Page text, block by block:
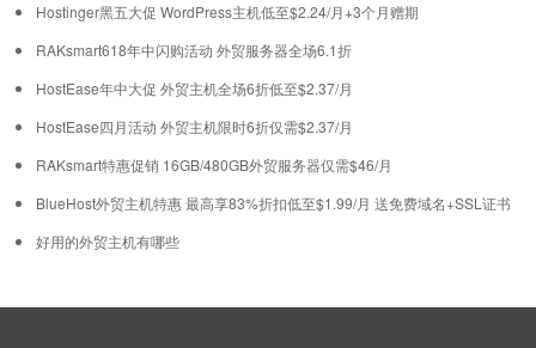
Hostinger黑五大促 WordPress主机低至$2.24/月+3个月赠期
RAKsmart618年中闪购活动 外贸服务器全场6.1折
HostEase年中大促 外贸主机全场6折低至$2.37/月
HostEase四月活动 外贸主机限时6折仅需$2.37/月
RAKsmart特惠促销 16GB/480GB外贸服务器仅需$46/月
BlueHost外贸主机特惠 最高享83%折扣低至$1.99/月 送免费域名+SSL证书
好用的外贸主机有哪些